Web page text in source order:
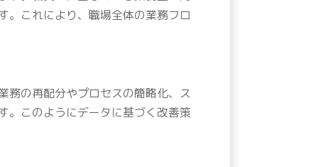
。これにより、職場全体の業務フロ
務の再配分やプロセスの簡略化、ス
。このようにデータに基づく改善策